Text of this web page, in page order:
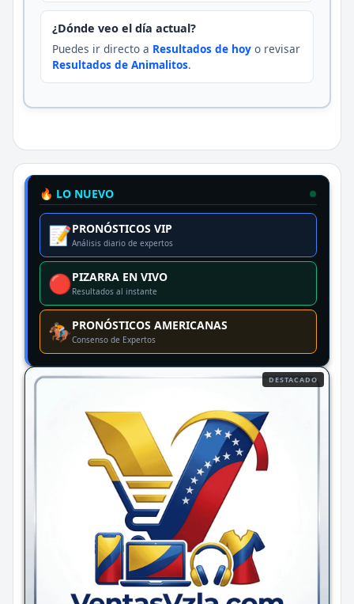
¿Dónde veo el día actual?
Puedes ir directo a Resultados de hoy o revisar
Resultados de Animalitos.
🔥 LO NUEVO
📝PRONÓSTICOS VIP
Análisis diario de expertos
🔴PIZARRA EN VIVO
Resultados al instante
🏇PRONÓSTICOS AMERICANAS
Consenso de Expertos
DESTACADO